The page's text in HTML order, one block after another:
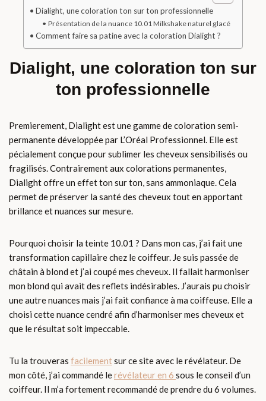
Dialight, une coloration ton sur ton professionnelle
Présentation de la nuance 10.01 Milkshake naturel glacé
Comment faire sa patine avec la coloration Dialight ?
Dialight, une coloration ton sur
ton professionnelle
Premierement, Dialight est une gamme de coloration semi-
permanente développée par L’Oréal Professionnel. Elle est
pécialement conçue pour sublimer les cheveux sensibilisés ou
fragilisés. Contrairement aux colorations permanentes,
Dialight offre un effet ton sur ton, sans ammoniaque. Cela
permet de préserver la santé des cheveux tout en apportant
brillance et nuances sur mesure.
Pourquoi choisir la teinte 10.01 ? Dans mon cas, j’ai fait une
transformation capillaire chez le coiffeur. Je suis passée de
châtain à blond et j’ai coupé mes cheveux. Il fallait harmoniser
mon blond qui avait des reflets indésirables. J’aurais pu choisir
une autre nuances mais j’ai fait confiance à ma coiffeuse. Elle a
choisi cette nuance cendré afin d’harmoniser mes cheveux et
que le résultat soit impeccable.
Tu la trouveras facilementsur ce site avec le révélateur. De
mon côté, j’ai commandé lerévélateur en 6 sous le conseil d’un
coiffeur. Il m’a fortement recommandé de prendre du 6 volumes.